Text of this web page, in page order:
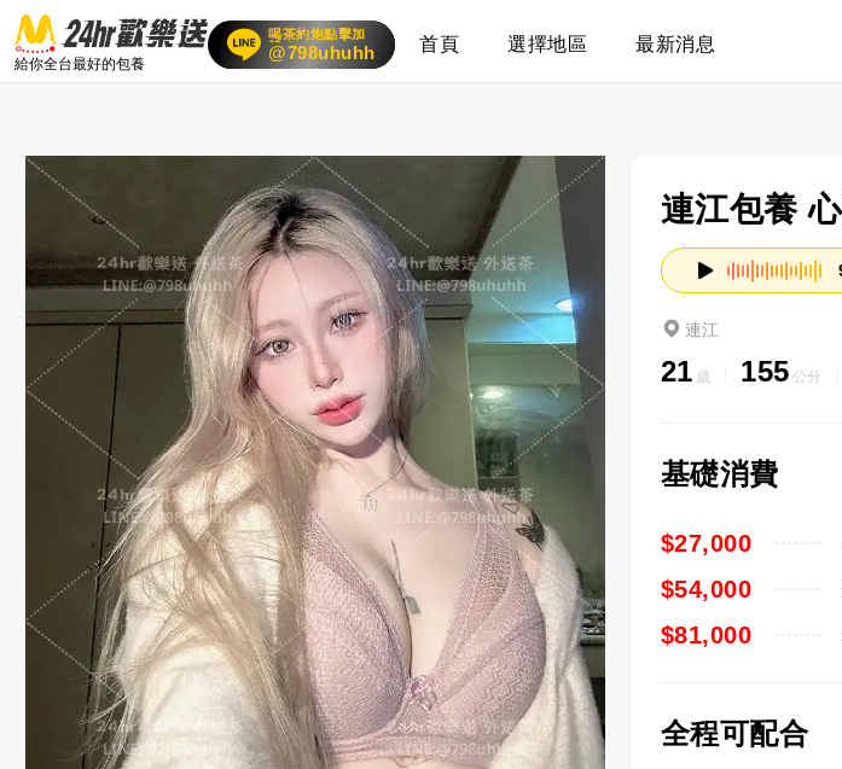
給你全台最好的包養
喝茶約炮點擊加
賴
24小時客服在線
@798uhuhh 首頁 選擇地區 最新消息
連江包養
連江
21 歲 155 公分
基礎消費
$27,000
$54,000
$81,000
全程可配合